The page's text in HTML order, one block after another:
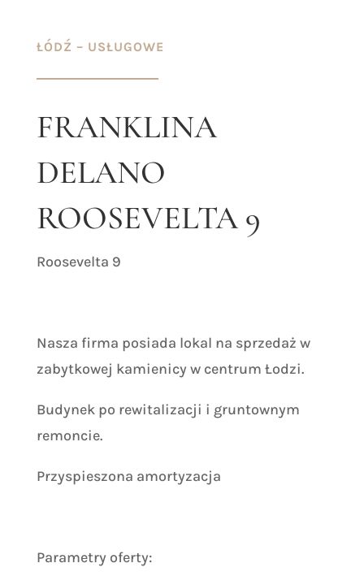
ŁÓDŹ – USŁUGOWE
FRANKLINA
DELANO
ROOSEVELTA 9
Roosevelta 9
Nasza firma posiada lokal na sprzedaż w
zabytkowej kamienicy w centrum Łodzi.
Budynek po rewitalizacji i gruntownym
remoncie.
Przyspieszona amortyzacja
Parametry oferty: